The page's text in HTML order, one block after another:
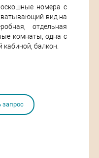
номера с
вид на
отдельная
комнаты, одна с
кабиной, балкон.
запрос